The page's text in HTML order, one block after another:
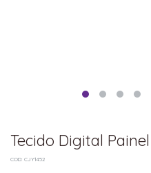
Tecido Digital
COD: CJY1452